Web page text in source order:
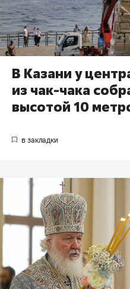
В Казани у
из чак-чака
высотой 10